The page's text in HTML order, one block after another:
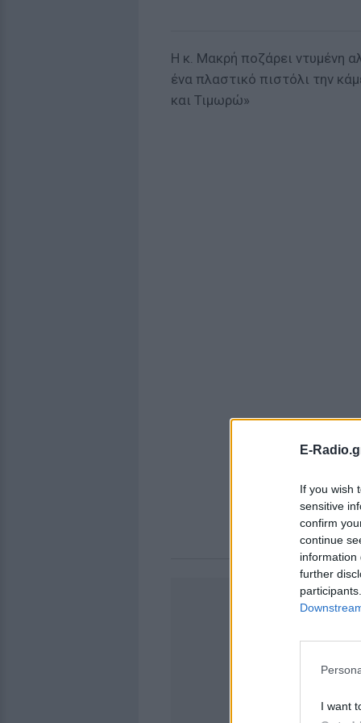
E-
If you wish
sensitive
confirm
continue
information
further
I want
Η κ. Μακρή ποζάρει ντυμένη
ένα πλαστικό πιστόλι την
και Τιμωρώ»